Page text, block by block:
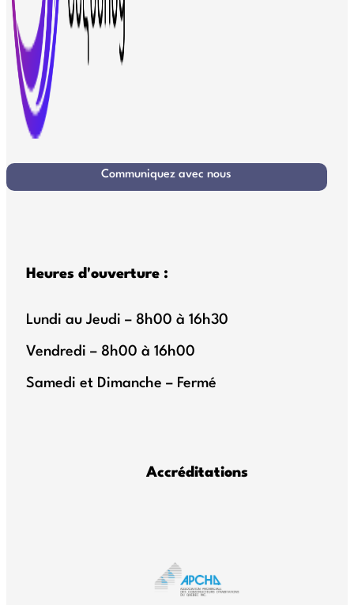
Communiquez avec nous
Heures d'ouverture :
Lundi au Jeudi – 8h00 à 16h30
Vendredi – 8h00 à 16h00
Samedi et Dimanche – Fermé
Accréditations